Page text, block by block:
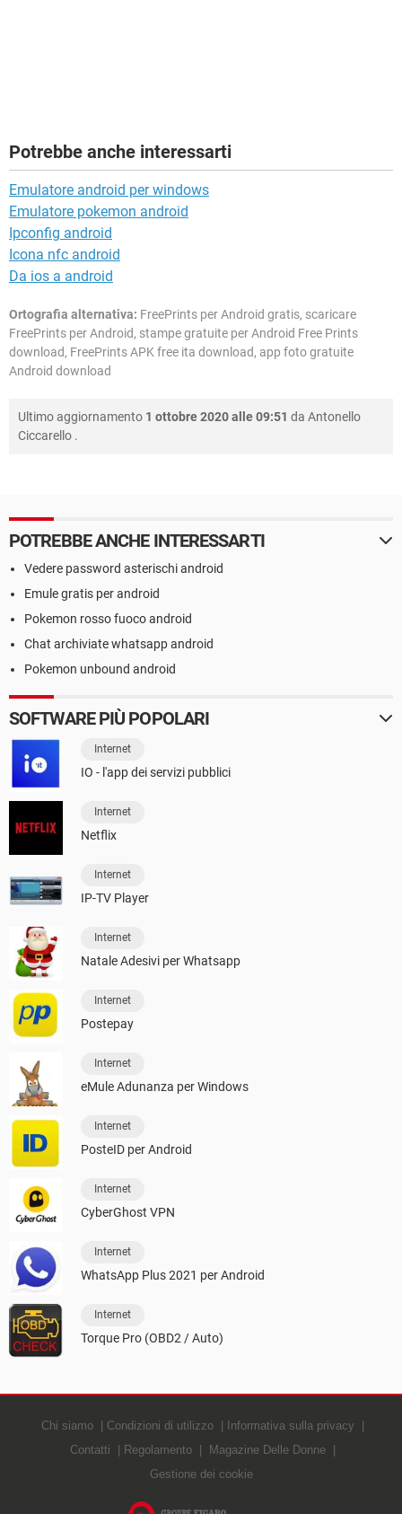
Potrebbe anche interessarti
Emulatore android per windows
Emulatore pokemon android
Ipconfig android
Icona nfc android
Da ios a android
Ortografia alternativa: FreePrints per Android gratis, scaricare
FreePrints per Android, stampe gratuite per Android Free Prints
download, FreePrints APK free ita download, app foto gratuite
Android download
Ultimo aggiornamento 1 ottobre 2020 alle 09:51 da Antonello
Ciccarello .
POTREBBE ANCHE INTERESSARTI
Vedere password asterischi android
Emule gratis per android
Pokemon rosso fuoco android
Chat archiviate whatsapp android
Pokemon unbound android
SOFTWARE PIÙ POPOLARI
Internet
IO - l'app dei servizi pubblici
Internet
Netflix
Internet
IP-TV Player
Internet
Natale Adesivi per Whatsapp
Internet
Postepay
Internet
eMule Adunanza per Windows
Internet
PosteID per Android
Internet
CyberGhost VPN
Internet
WhatsApp Plus 2021 per Android
Internet
Torque Pro (OBD2 / Auto)
Chi siamo Condizioni di utilizzo
Informativa sulla privacy
Contatti
Regolamento
Magazine Delle Donne
Gestione dei cookie